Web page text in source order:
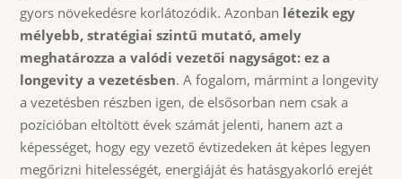
gyors növekedésre korlátozódik. Azonban létezik egy
mélyebb, stratégiai szintű mutató, amely
meghatározza a valódi vezetői nagyságot: ez a
longevity a vezetésben. A fogalom, mármint a longevity
a vezetésben részben igen, de elsősorban nem csak a
pozícióban eltöltött évek számát jelenti, hanem azt a
képességet, hogy egy vezető évtizedeken át képes legyen
megőrizni hitelességét, energiáját és hatásgyakorló erejét